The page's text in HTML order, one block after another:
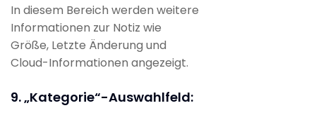
In diesem Bereich werden weitere
Informationen zur Notiz wie
Größe, Letzte Änderung und
Cloud-Informationen angezeigt.
9. „Kategorie“-Auswahlfeld: